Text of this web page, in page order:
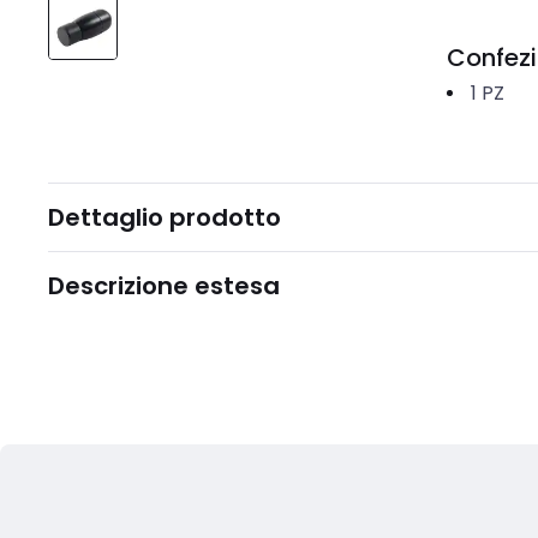
1 PZ
Dettaglio prodotto
Descrizione estesa